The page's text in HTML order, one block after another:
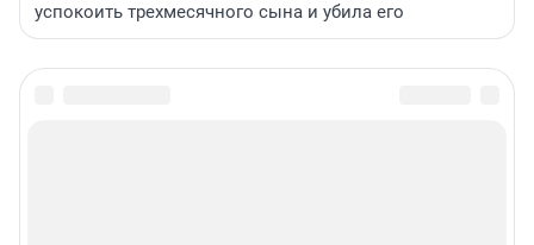
успокоить трехмесячного сына и убила его